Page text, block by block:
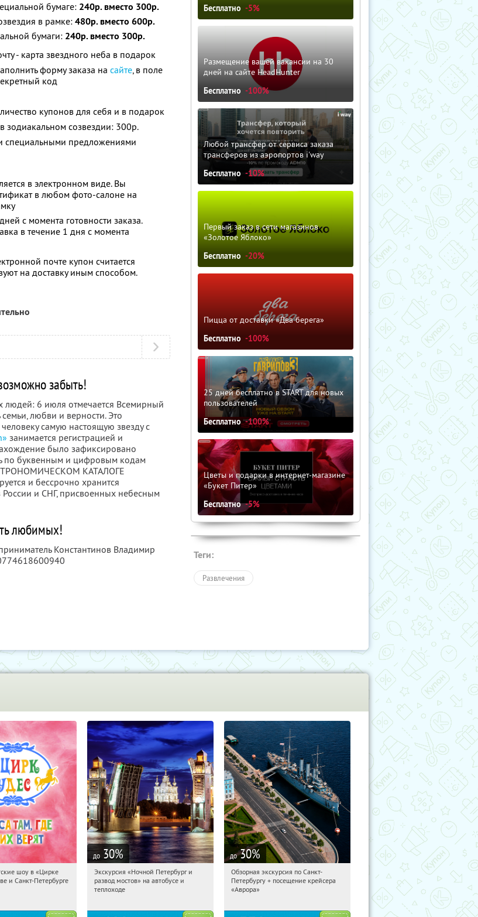
бумаге: 240р. вместо 300р.
в рамке: 480р. вместо 600р.
бумаги: 240р. вместо 300р.
- карта звездного неба в подарок
форму заказа на сайте, в поле
код
купонов для себя и в подарок
зодиакальном созвездии: 300р.
специальными предложениями
в электронном виде. Вы
в любом фото-салоне на
с момента готовности заказа.
в течение 1 дня с момента
почте купон считается
на доставку иным способом.
забыть!
6 июля отмечается Всемирный
любви и верности. Это
самую настоящую звезду с
занимается регистрацией и
было зафиксировано
по буквенным и цифровым кодам
КАТАЛОГЕ
и бессрочно хранится
и СНГ, присвоенных небесным
любимых!
Константинов Владимир
Бесплатно -5%
Размещение вашей вакансии на 30
дней на сайте HeadHunter
Бесплатно -100%
Любой трансфер от сервиса заказа
трансферов из аэропортов i'way
Бесплатно -10%
Первый заказ в сети магазинов
«Золотое Яблоко»
Бесплатно -20%
Пицца от доставки «Два берега»
Бесплатно -100%
25 дней бесплатно в START для новых
пользователей
Бесплатно -100%
Цветы и подарки в интернет-магазине
«Букет Питер»
Бесплатно -5%
Теги:
Развлечения
Получили:3284
шоу в «Цирке
и Санкт-Петербурге
до 30%
11:42:52
Купи первым!
Площадь Восстания
Экскурсия «Ночной Петербург и
развод мостов» на автобусе и
теплоходе
до 30%
11:42:52
Купи первым!
Площадь Восстания
Обзорная экскурсия по Санкт-
Петербургу + посещение крейсера
«Аврора»